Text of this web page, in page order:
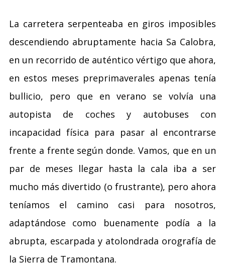
La carretera serpenteaba en giros imposibles
descendiendo abruptamente hacia Sa Calobra,
en un recorrido de auténtico vértigo que ahora,
en estos meses preprimaverales apenas tenía
bullicio, pero que en verano se volvía una
autopista de coches y autobuses con
incapacidad física para pasar al encontrarse
frente a frente según donde. Vamos, que en un
par de meses llegar hasta la cala iba a ser
mucho más divertido (o frustrante), pero ahora
teníamos el camino casi para nosotros,
adaptándose como buenamente podía a la
abrupta, escarpada y atolondrada orografía de
la Sierra de Tramontana.